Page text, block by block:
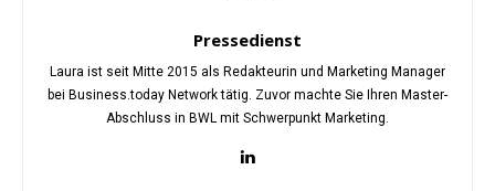
Pressedienst
Laura ist seit Mitte 2015 als Redakteurin und Marketing Manager
bei Business.today Network tätig. Zuvor machte Sie Ihren Master-
Abschluss in BWL mit Schwerpunkt Marketing.